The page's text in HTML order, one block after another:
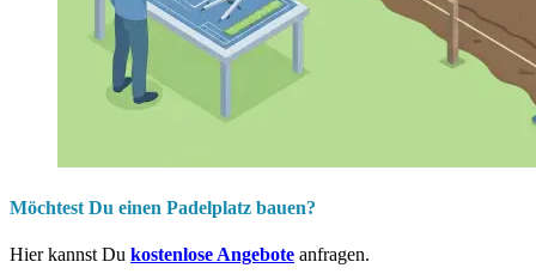
Möchtest Du einen Padelplatz bauen?
Hier kannst Du kostenlose Angebote anfragen.